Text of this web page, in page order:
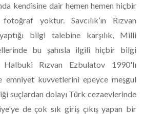
kendisine dair hemen hemen hiçbir
yoktur. Savcılık’ın Rızvan
bilgi talebine karşılık, Milli
bu şahısla ilgili hiçbir bilgi
Halbuki Rızvan Ezbulatov 1990'lı
emniyet kuvvetlerini epeyce meşgul
suçlardan dolayı Türk cezaevlerinde
de çok sık giriş çıkış yapan bir